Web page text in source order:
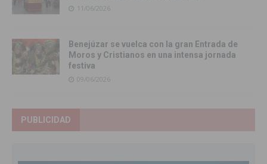
11/06/2026
Benejúzar se vuelca con la gran Entrada de
Moros y Cristianos en una intensa jornada
festiva
09/06/2026
PUBLICIDAD